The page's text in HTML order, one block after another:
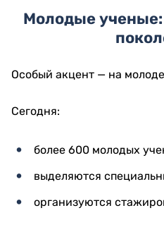
Молодые ученые:
Особый акцент — на
Сегодня:
более 600 молодых
выделяются
организуются